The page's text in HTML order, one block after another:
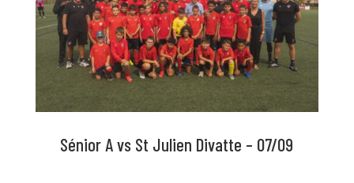
Sénior A vs St Julien Divatte – 07/09